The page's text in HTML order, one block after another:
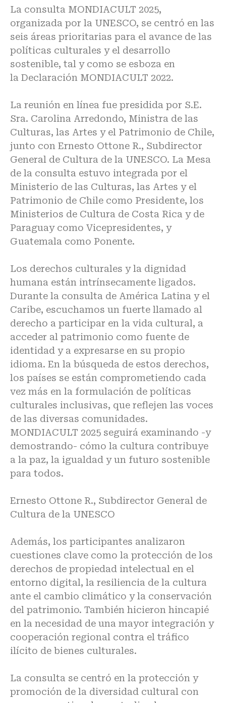
La consulta MONDIACULT 2025,
organizada por la UNESCO, se centró en las
seis áreas prioritarias para el avance de las
políticas culturales y el desarrollo
sostenible, tal y como se esboza en
la Declaración MONDIACULT 2022.
La reunión en línea fue presidida por S.E.
Sra. Carolina Arredondo, Ministra de las
Culturas, las Artes y el Patrimonio de Chile,
junto con Ernesto Ottone R., Subdirector
General de Cultura de la UNESCO. La Mesa
de la consulta estuvo integrada por el
Ministerio de las Culturas, las Artes y el
Patrimonio de Chile como Presidente, los
Ministerios de Cultura de Costa Rica y de
Paraguay como Vicepresidentes, y
Guatemala como Ponente.
Los derechos culturales y la dignidad
humana están intrínsecamente ligados.
Durante la consulta de América Latina y el
Caribe, escuchamos un fuerte llamado al
derecho a participar en la vida cultural, a
acceder al patrimonio como fuente de
identidad y a expresarse en su propio
idioma. En la búsqueda de estos derechos,
los países se están comprometiendo cada
vez más en la formulación de políticas
culturales inclusivas, que reflejen las voces
de las diversas comunidades.
MONDIACULT 2025 seguirá examinando -y
demostrando- cómo la cultura contribuye
a la paz, la igualdad y un futuro sostenible
para todos.
Ernesto Ottone R., Subdirector General de
Cultura de la UNESCO
Además, los participantes analizaron
cuestiones clave como la protección de los
derechos de propiedad intelectual en el
entorno digital, la resiliencia de la cultura
ante el cambio climático y la conservación
del patrimonio. También hicieron hincapié
en la necesidad de una mayor integración y
cooperación regional contra el tráfico
ilícito de bienes culturales.
La consulta se centró en la protección y
promoción de la diversidad cultural con